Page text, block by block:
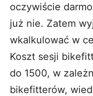
oczywiście
już nie. Zatem
wkalkulować w
Koszt sesji
do 1500, w
bikefitterów,